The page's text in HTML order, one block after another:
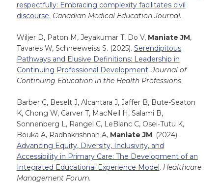
respectfully: Embracing complexity facilitates civil
discourse. Canadian Medical Education Journal.
Wiljer D, Paton M, Jeyakumar T, Do V, Maniate JM,
Tavares W, Schneeweiss S. (2025). Serendipitous
Pathways and Elusive Definitions: Leadership in
Continuing Professional Development.Journal of
Continuing Education in the Health Professions.
Barber C, Beselt J, Alcantara J, Jaffer B, Bute-Seaton
K, Chong W, Carver T, MacNeil H, Salami B,
Sonnenberg L, Rangel C, LeBlanc C, Osei-Tutu K,
Bouka A, Radhakrishnan A, Maniate JM. (2024).
Advancing Equity, Diversity, Inclusivity, and
Accessibility in Primary Care: The Development of an
Integrated Educational Experience Model. Healthcare
Management Forum.